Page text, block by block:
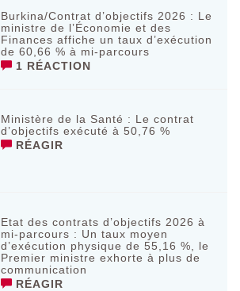
Burkina/Contrat d’objectifs 2026 : Le
ministre de l’Économie et des
Finances affiche un taux d’exécution
de 60,66 % à mi-parcours
1 RÉACTION
Ministère de la Santé : Le contrat
d’objectifs exécuté à 50,76 %
RÉAGIR
Etat des contrats d’objectifs 2026 à
mi-parcours : Un taux moyen
d’exécution physique de 55,16 %, le
Premier ministre exhorte à plus de
communication
RÉAGIR